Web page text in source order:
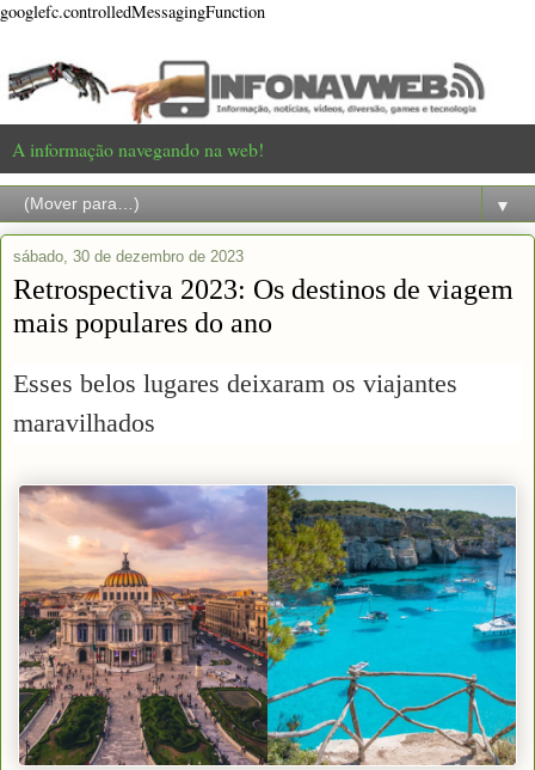
googlefc.controlledMessagingFunction
A informação navegando na web!
▼
sábado, 30 de dezembro de 2023
Retrospectiva 2023: Os destinos de viagem
mais populares do ano
Esses belos lugares deixaram os viajantes
maravilhados